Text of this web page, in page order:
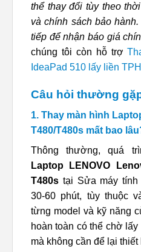
thể thay đổi tùy theo
và chính sách bảo
tiếp để nhận báo giá
chúng tôi còn hỗ trợ
IdeaPad 510 lấy liền
Câu hỏi thường
1. Thay màn hình
T480/T480s mất bao
Thông thường, quá
Laptop LENOVO
T480s tại Sửa máy tính
30-60 phút, tùy thuộc
từng model và kỹ năng
hoàn toàn có thể chờ
mà không cần để lại thiết